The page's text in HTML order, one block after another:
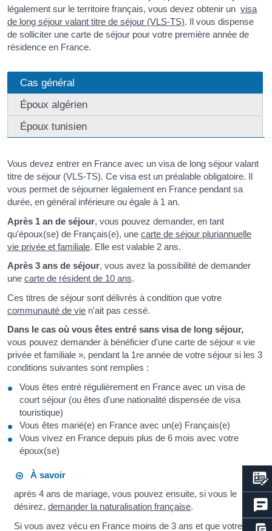
légalement sur le territoire français, vous devez obtenir un visa
de long séjour valant titre de séjour (VLS-TS). Il vous dispense
de solliciter une carte de séjour pour votre première année de
résidence en France.
Cas général
Époux algérien
Époux tunisien
Vous devez entrer en France avec un visa de long séjour valant
titre de séjour (VLS-TS). Ce visa est un préalable obligatoire. Il
vous permet de séjourner légalement en France pendant sa
durée, en général inférieure ou égale à 1 an.
Après 1 an de séjour, vous pouvez demander, en tant
qu'époux(se) de Français(e), une carte de séjour pluriannuelle
vie privée et familiale. Elle est valable 2 ans.
Après 3 ans de séjour, vous avez la possibilité de demander
une carte de résident de 10 ans.
Ces titres de séjour sont délivrés à condition que votre
communauté de vie n'ait pas cessé.
Dans le cas où vous êtes entré sans visa de long séjour,
vous pouvez demander à bénéficier d'une carte de séjour « vie
privée et familiale », pendant la 1re année de votre séjour si les 3
conditions suivantes sont remplies :
Vous êtes entré régulièrement en France avec un visa de
court séjour (ou êtes d'une nationalité dispensée de visa
touristique)
Vous êtes marié(e) en France avec un(e) Français(e)
Vous vivez en France depuis plus de 6 mois avec votre
époux(se)
À savoir
après 4 ans de mariage, vous pouvez ensuite, si vous le
désirez,demander la naturalisation française.
Si vous avez vécu en France moins de 3 ans et que votre